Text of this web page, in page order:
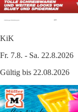
KiK
Fr. 7.8. - Sa. 22.8.2026
Gültig bis 22.08.2026